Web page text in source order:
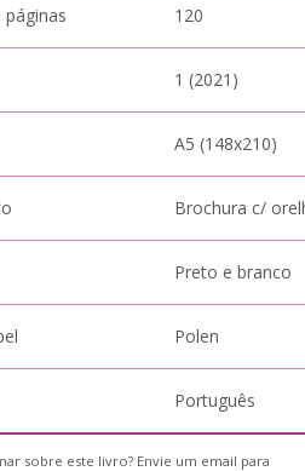
120
1 (2021)
A5 (148x210)
Brochura c/
Preto e branco
Polen
Português
sobre este livro? Envie um email para